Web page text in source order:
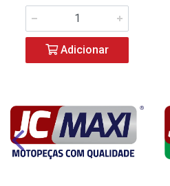
Adicionar